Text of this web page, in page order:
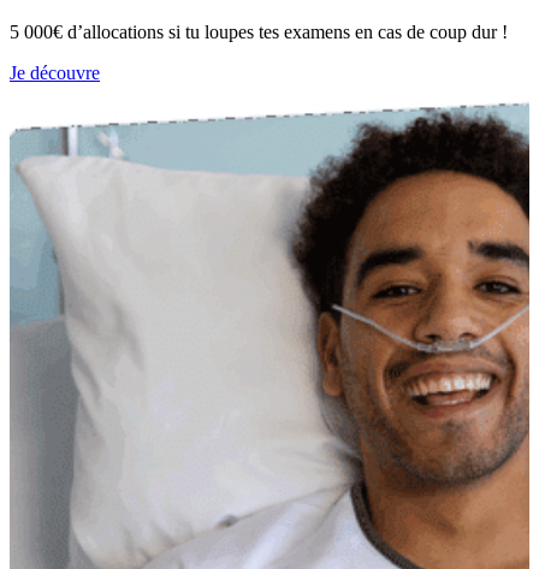
5 000€ d’allocations si tu loupes tes examens en cas de coup dur !
Je découvre